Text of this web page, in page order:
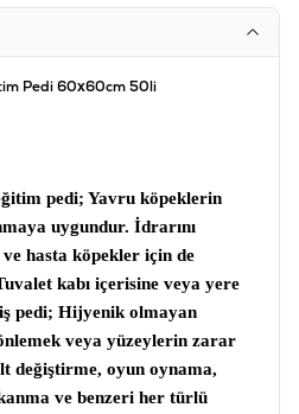
Pedi 60x60cm 50li
pedi; Yavru köpeklerin
uygundur. İdrarını
hasta köpekler için de
kabı içerisine veya yere
pedi; Hijyenik olmayan
veya yüzeylerin zarar
değiştirme, oyun oynama,
ve benzeri her türlü